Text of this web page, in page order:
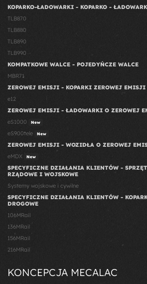
KOPARKO-ŁADOWARKI - KOPARKO -
TLB870
TLB880
TLB890
TLB990
KOMPATKOWE WALCE - POJEDYŃCZE WALCE
MBR71
ZEROWEJ EMISJI - KOPARKI ZEROWEJ EMISJI
e12
ZEROWEJ EMISJI - ŁADOWARKI O ZEROWEJ
eS1000
New
eS900tele New
ZEROWEJ EMISJI - WOZIDŁA O ZEROWEJ
eMDX
New
SPECYFICZNE DZIAŁANIA KLIENTÓW -
RZĄDOWE I WOJSKOWE
Systemy wojskowe i cywilne
SPECYFICZNE DZIAŁANIA KLIENTÓW -
DROGOWE
106MRail
136MRail
156MRail
216MRail
KONCEPCJA MECALAC